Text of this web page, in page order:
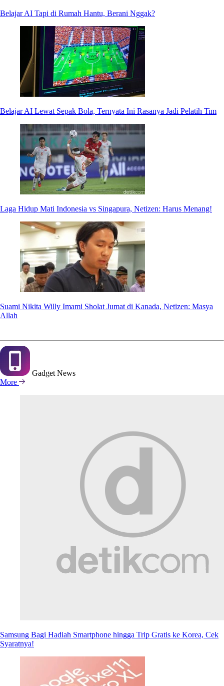
Belajar AI Tapi di Rumah Hantu, Berani Nggak?
Belajar AI Lewat Sepak Bola, Ternyata Ini Rasanya Jadi Pelatih Tim
Laga Hidup Mati Indonesia vs Singapura, Netizen: Harus Menang!
Suami Nikita Willy Imami Sholat Jumat di Kanada, Netizen: Masya
Allah
Gadget News
More
Samsung Bagi Hadiah Smartphone hingga Trip Gratis ke Korea, Cek
Syaratnya!